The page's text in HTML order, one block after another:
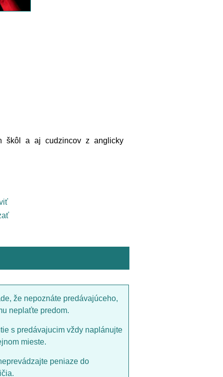
škôl a aj cudzincov z anglicky
že nepoznáte predávajúceho,
neplaťte predom.
s predávajucim vždy naplánujte
mieste.
peniaze do